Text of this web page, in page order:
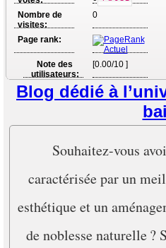
Nombre de
visites:
0
Page rank:
Note des
utilisateurs:
[0.00/10 ]
Blog dédié à
Souhaitez-vous
caractérisée par un
esthétique et un
de noblesse naturelle ?